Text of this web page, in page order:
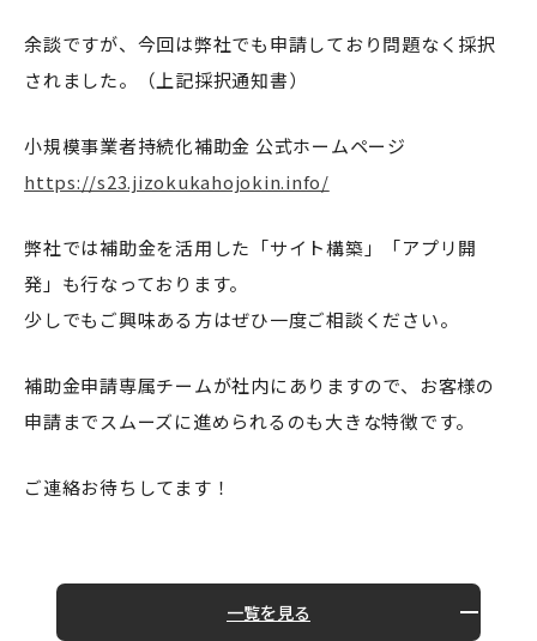
余談ですが、今回は弊社でも申請しており問題なく採択
されました。（上記採択通知書）
小規模事業者持続化補助金 公式ホームページ
https://s23.jizokukahojokin.info/
弊社では補助金を活用した「サイト構築」「アプリ開
発」も行なっております。
少しでもご興味ある方はぜひ一度ご相談ください。
補助金申請専属チームが社内にありますので、お客様の
申請までスムーズに進められるのも大きな特徴です。
ご連絡お待ちしてます！
一覧を見る